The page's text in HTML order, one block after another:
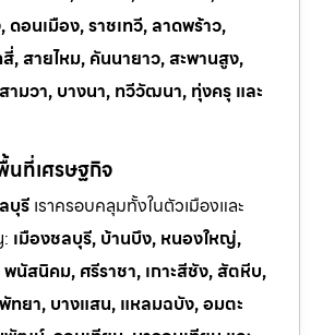
อนเมือง, ราชเทวี, ลาดพร้าว,
สายไหม, คันนายาว, สะพานสูง,
มวา, บางนา, ทวีวัฒนา, ทุ่งครุ และ
นที่เศรษฐกิจ
บุรี เราครอบคลุมทั้งในตัวเมืองและ
เมืองชลบุรี, บ้านบึง, หนองใหญ่,
นัสนิคม, ศรีราชา, เกาะสีชัง, สัตหีบ,
ทยา, บางแสน, แหลมฉบัง, อมตะ